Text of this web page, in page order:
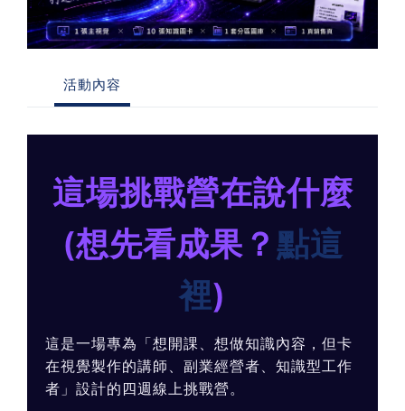
職場思維與工作術｜卡片盒筆
軟體開發實務｜技術文件寫作
活動內容
這場挑戰營在說什麼
(想先看成果？ 點這
裡)
這是一場專為「想開課、想做知識內容，但卡
在視覺製作的講師、副業經營者、知識型工作
者」設計的四週線上挑戰營。